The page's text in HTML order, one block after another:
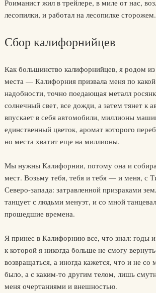
Роиманист жил в трейлере, в миле от нас,
лесопилки, и работал на лесопилке сторожем.
Сбор калифорнийцев
Как большинство калифорнийцев, я родом из
места — Калифорния призвала меня по
надобности, точно поедающая металл
солнечный свет, все дожди, а затем тянет к
впускает в себя автомобили, миллионы
единственный цветок, аромат которого
но места хватит еще на миллионы.
Мы нужны Калифорнии, потому она и
мест. Возьму тебя, тебя и тебя — и меня, с
Северо-запада: затравленной призраками
танцует с людьми менуэт, и со мной
прошедшие времена.
Я принес в Калифорнию все, что знал: годы
к которой я никогда больше не смогу
возвращаться, а иногда кажется, что и не со
было, а с каким-то другим телом, лишь
меня очертаниями и внешностью.